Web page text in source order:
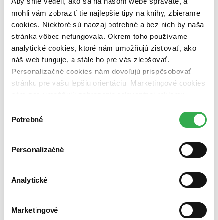
mohli vám zobraziť tie najlepšie tipy na knihy, zbierame
cookies. Niektoré sú naozaj potrebné a bez nich by naša
stránka vôbec nefungovala. Okrem toho používame
analytické cookies, ktoré nám umožňujú zisťovať, ako
náš web funguje, a stále ho pre vás zlepšovať.
Personalizačné cookies nám dovoľujú prispôsobovať
stránku pre vašu lepšiu orientáciu. Marketingové cookies
nám pomohlo, keby sme mohli používať všetky tieto
súhlasu
Potrebné
Personalizačné
Analytické
Marketingové
dostupná (bez vypredaných) (0 titulov)dostupná (bez
vypredaných)
Nové / čítané
nová
čítaná (0 titulov)čítaná
čítaná - výborný stav (0 titulov)čítaná - výborný stav
čítaná - mierne opotrebovaná (0 titulov)čítaná - mierne
opotrebovaná
vypredaných kníh
Zúžiť výber
Bestsellery
Najdrahšie